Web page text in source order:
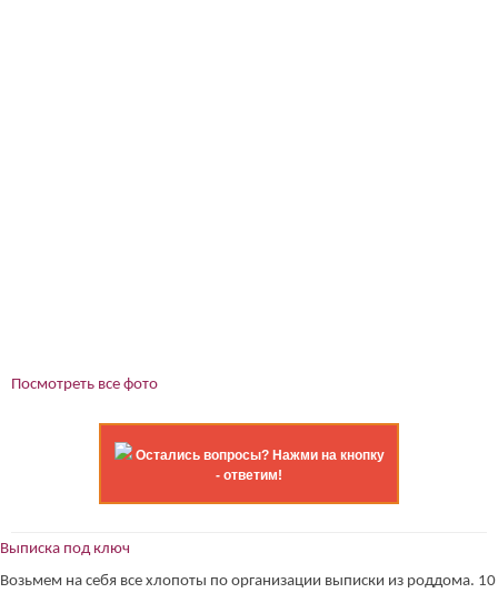
Посмотреть все фото
Остались вопросы? Нажми на кнопку
- ответим!
Выписка под ключ
Возьмем на себя все хлопоты по организации выписки из роддома. 10